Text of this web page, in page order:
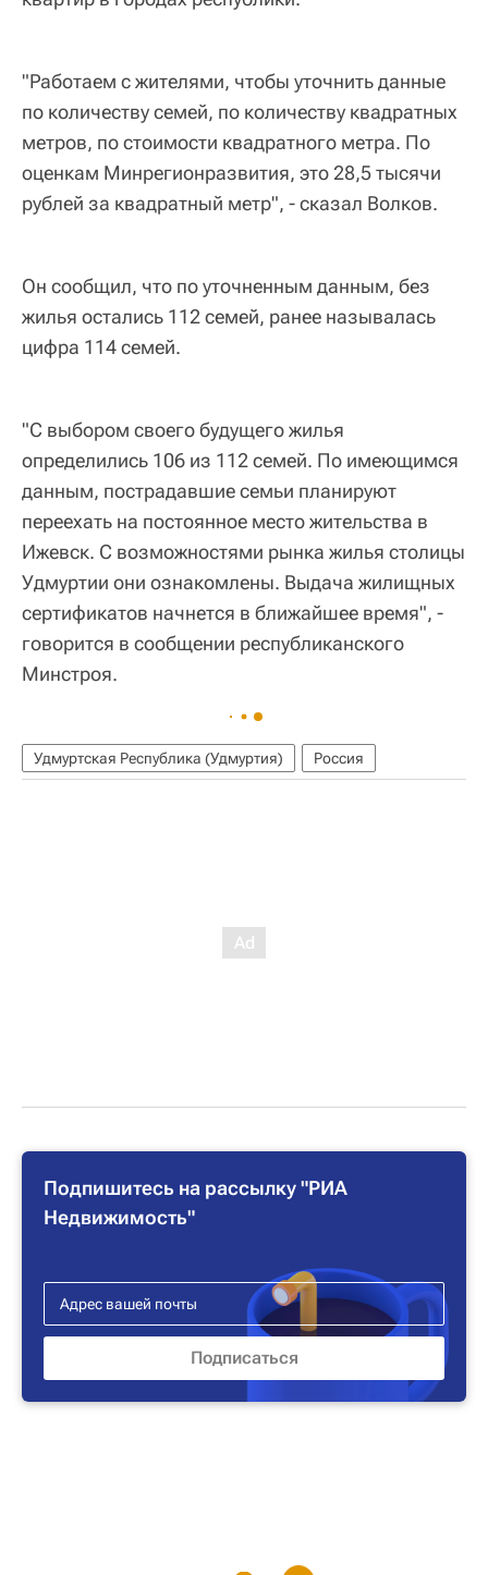
"Работаем с жителями, чтобы уточнить данные
по количеству семей, по количеству квадратных
метров, по стоимости квадратного метра. По
оценкам Минрегионразвития, это 28,5 тысячи
рублей за квадратный метр", - сказал Волков.
Он сообщил, что по уточненным данным, без
жилья остались 112 семей, ранее называлась
цифра 114 семей.
"С выбором своего будущего жилья
определились 106 из 112 семей. По имеющимся
данным, пострадавшие семьи планируют
переехать на постоянное место жительства в
Ижевск. С возможностями рынка жилья столицы
Удмуртии они ознакомлены. Выдача жилищных
сертификатов начнется в ближайшее время", -
говорится в сообщении республиканского
Минстроя.
Удмуртская Республика (Удмуртия) Россия
Подпишитесь на рассылку "РИА
Недвижимость"